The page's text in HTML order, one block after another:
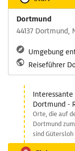
Dortmund
44137 Dortmund,
Umgebung
Reiseführer
Dortmund -
Orte, die auf
Dortmund
sind